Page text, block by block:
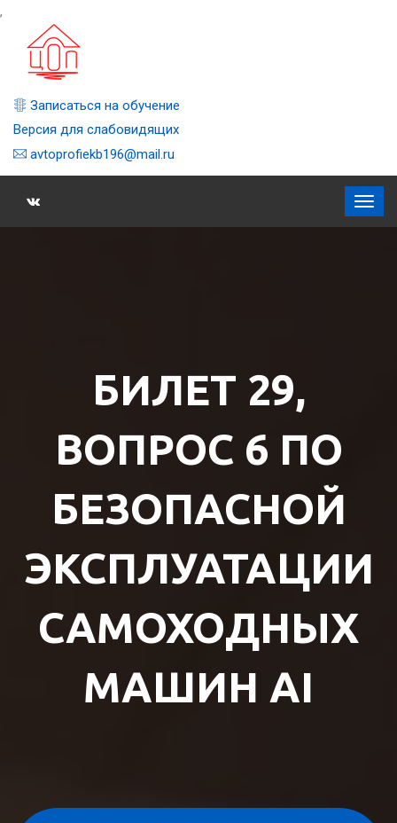
,
Записаться на обучение
Версия для слабовидящих
avtoprofiekb196@mail.ru
БИЛЕТ 29,
ВОПРОС 6 ПО
БЕЗОПАСНОЙ
ЭКСПЛУАТАЦИИ
САМОХОДНЫХ
МАШИН AI